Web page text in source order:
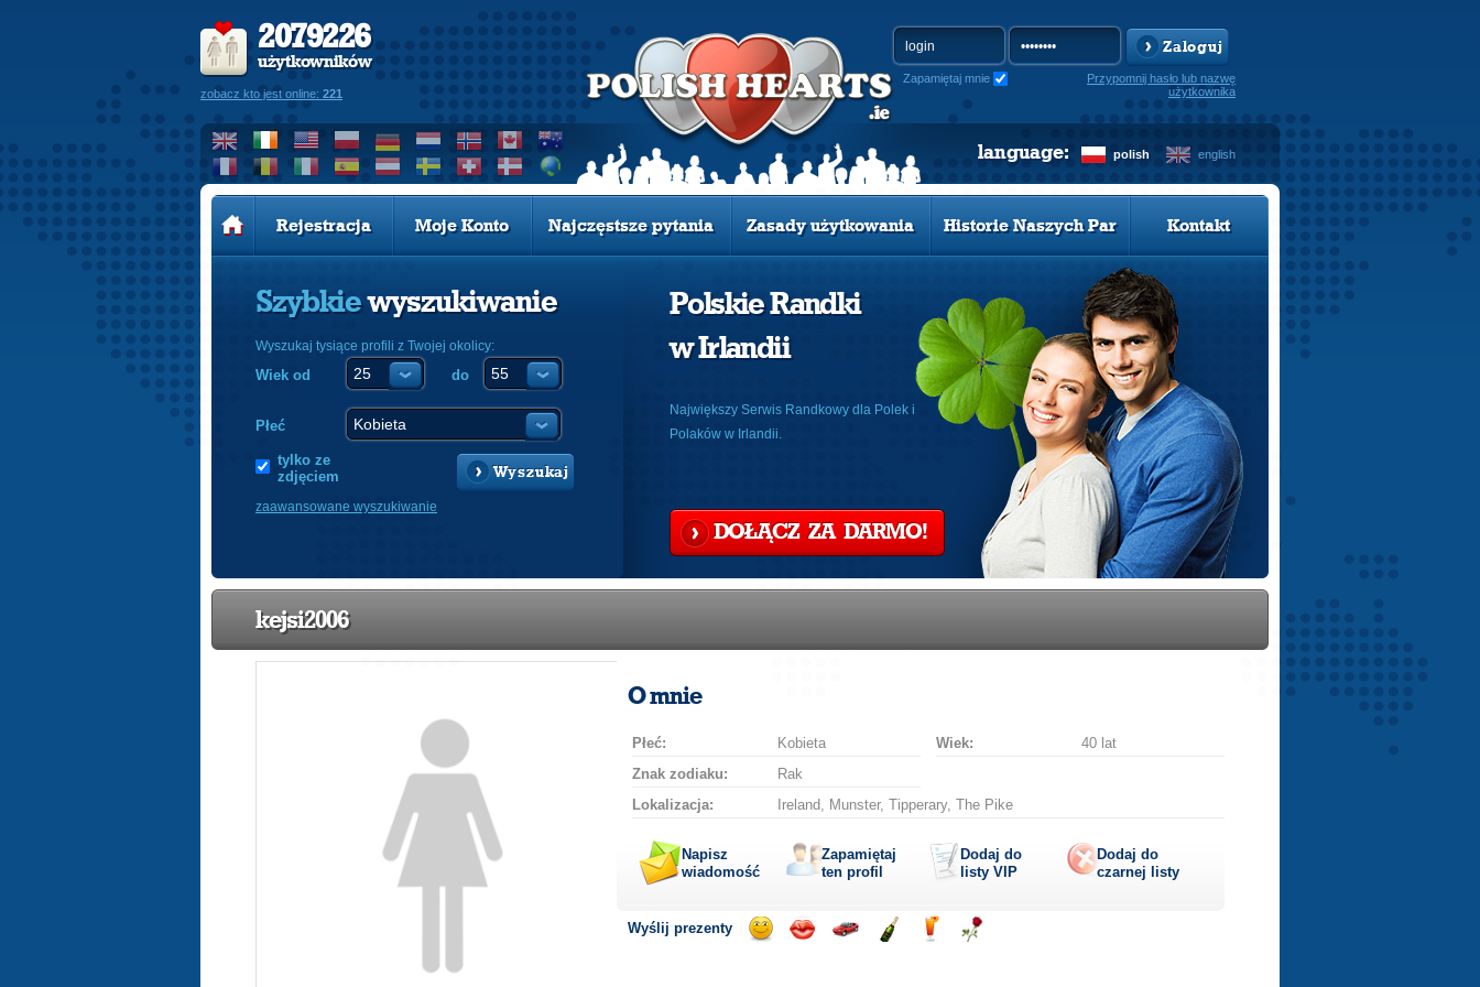
2079226
użytkowników
zobacz kto jest online: 221
Zaloguj
Zapamiętaj mnie
Przypomnij hasło lub nazwę
użytkownika
polish english
language:
Rejestracja Moje Konto Najczęstsze pytania Zasady użytkowania Historie Naszych Par Kontakt
Szybkiewyszukiwanie
Wyszukaj tysiące profili z Twojej okolicy:
Wiek od do
Płeć
tylko ze
zdjęciem
Wyszukaj
zaawansowane wyszukiwanie
Polskie Randki
w Irlandii
Największy Serwis Randkowy dla Polek i
Polaków w Irlandii.
DOŁĄCZ ZA DARMO!
kejsi2006
O mnie
Płeć: Kobieta Wiek:
40 lat
Znak zodiaku:
Rak
Lokalizacja:
Ireland, Munster, Tipperary, The Pike
Napisz
wiadomość
Zapamiętaj
ten profil
Dodaj do
listy VIP
Dodaj do
czarnej listy
Wyślij prezenty